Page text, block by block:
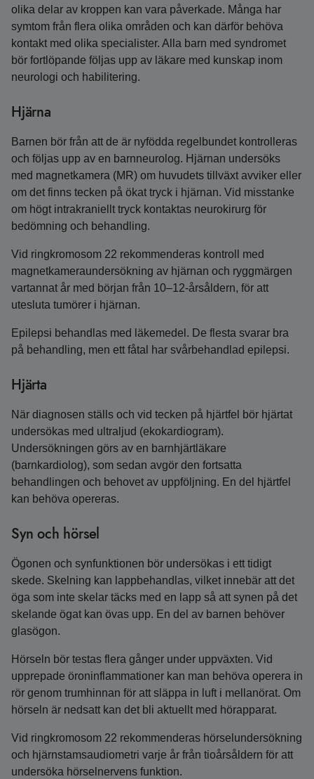
olika delar av kroppen kan vara påverkade. Många har
symtom från flera olika områden och kan därför behöva
kontakt med olika specialister. Alla barn med syndromet
bör fortlöpande följas upp av läkare med kunskap inom
neurologi och habilitering.
Hjärna
Barnen bör från att de är nyfödda regelbundet kontrolleras
och följas upp av en barnneurolog. Hjärnan undersöks
med magnetkamera (MR) om huvudets tillväxt avviker eller
om det finns tecken på ökat tryck i hjärnan. Vid misstanke
om högt intrakraniellt tryck kontaktas neurokirurg för
bedömning och behandling.
Vid ringkromosom 22 rekommenderas kontroll med
magnetkamera­undersökning av hjärnan och ryggmärgen
vartannat år med början från 10–12-årsåldern, för att
utesluta tumörer i hjärnan.
Epilepsi behandlas med läkemedel. De flesta svarar bra
på behandling, men ett fåtal har svårbehandlad epilepsi.
Hjärta
När diagnosen ställs och vid tecken på hjärtfel bör hjärtat
undersökas med ultraljud (ekokardiogram).
Undersökningen görs av en barnhjärtläkare
(barnkardiolog), som sedan avgör den fortsatta
behandlingen och behovet av uppföljning. En del hjärtfel
kan behöva opereras.
Syn och hörsel
Ögonen och synfunktionen bör undersökas i ett tidigt
skede. Skelning kan lappbehandlas, vilket innebär att det
öga som inte skelar täcks med en lapp så att synen på det
skelande ögat kan övas upp. En del av barnen behöver
glasögon.
Hörseln bör testas flera gånger under uppväxten. Vid
upprepade öroninflammationer kan man behöva operera in
rör genom trumhinnan för att släppa in luft i mellanörat. Om
hörseln är nedsatt kan det bli aktuellt med hörapparat.
Vid ringkromosom 22 rekommenderas hörselundersökning
och hjärnstamsaudiometri varje år från tioårsåldern för att
undersöka hörselnervens funktion.